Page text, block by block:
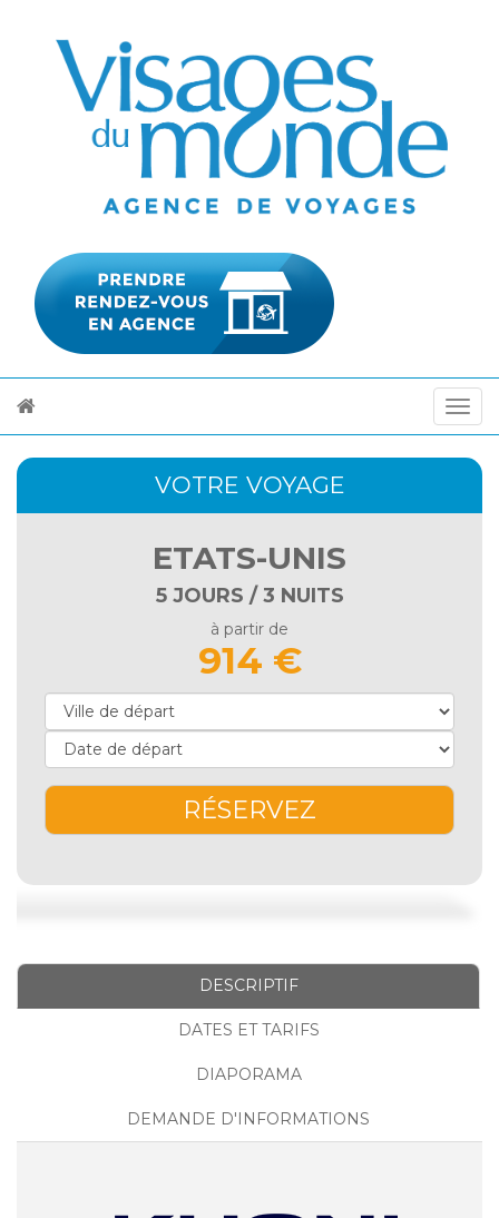
VOTRE VOYAGE
ETATS-UNIS
5 JOURS / 3 NUITS
à partir de
914 €
RÉSERVEZ
DESCRIPTIF
DATES ET TARIFS
DIAPORAMA
DEMANDE D'INFORMATIONS